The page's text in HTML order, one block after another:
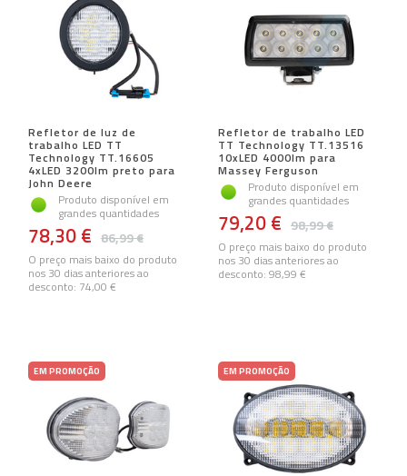
Refletor de luz de
trabalho LED TT
Technology TT.16605
4xLED 3200lm preto para
John Deere
Produto disponível em
grandes quantidades
86,99 €
78,30 €
O preço mais baixo do produto
nos 30 dias anteriores ao
desconto: 74,00 €
Refletor de trabalho LED
TT Technology TT.13516
10xLED 4000lm para
Massey Ferguson
Produto disponível em
grandes quantidades
98,99 €
79,20 €
O preço mais baixo do produto
nos 30 dias anteriores ao
desconto: 98,99 €
EM PROMOÇÃO EM PROMOÇÃO